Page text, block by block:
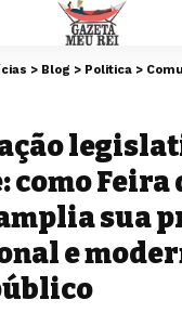
> Blog > Politica > Comunicação legislativa
como Feira
sua
e